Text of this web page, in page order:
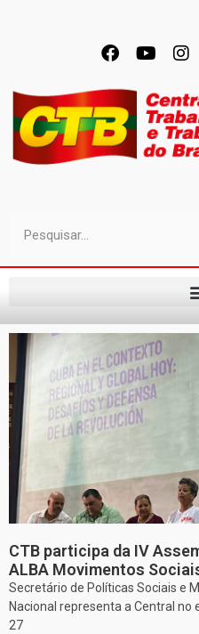
CTB participa da IV
ALBA Movimentos
Secretário de Políticas Sociais e
Nacional representa a Central
27